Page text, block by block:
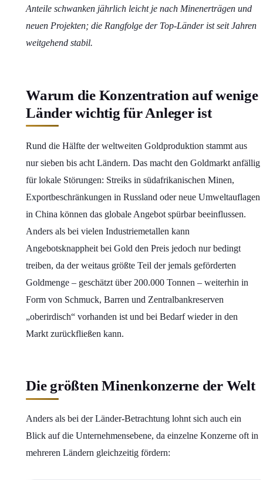
Anteile schwanken jährlich leicht je nach Minenerträgen und
neuen Projekten; die Rangfolge der Top-Länder ist seit Jahren
weitgehend stabil.
Warum die Konzentration auf wenige
Länder wichtig für Anleger ist
Rund die Hälfte der weltweiten Goldproduktion stammt aus
nur sieben bis acht Ländern. Das macht den Goldmarkt anfällig
für lokale Störungen: Streiks in südafrikanischen Minen,
Exportbeschränkungen in Russland oder neue Umweltauflagen
in China können das globale Angebot spürbar beeinflussen.
Anders als bei vielen Industriemetallen kann
Angebotsknappheit bei Gold den Preis jedoch nur bedingt
treiben, da der weitaus größte Teil der jemals geförderten
Goldmenge – geschätzt über 200.000 Tonnen – weiterhin in
Form von Schmuck, Barren und Zentralbankreserven
„oberirdisch“ vorhanden ist und bei Bedarf wieder in den
Markt zurückfließen kann.
Die größten Minenkonzerne der Welt
Anders als bei der Länder-Betrachtung lohnt sich auch ein
Blick auf die Unternehmensebene, da einzelne Konzerne oft in
mehreren Ländern gleichzeitig fördern: